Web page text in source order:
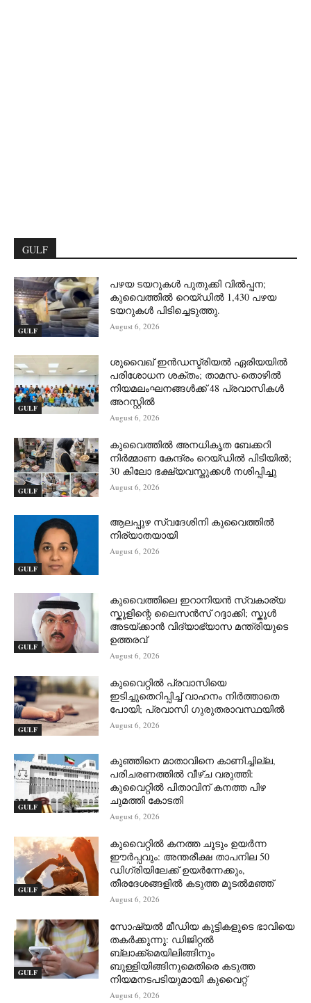
GULF
GULF
പഴയ ടയറുകൾ പുതുക്കി വിൽപ്പന;
കുവൈത്തിൽ റെയ്ഡിൽ 1,430 പഴയ
ടയറുകൾ പിടിച്ചെടുത്തു.
August 6, 2026
GULF
ശുവൈഖ് ഇൻഡസ്ട്രിയൽ ഏരിയയിൽ
പരിശോധന ശക്തം; താമസ-തൊഴിൽ
നിയമലംഘനങ്ങൾക്ക് 48 പ്രവാസികൾ
അറസ്റ്റിൽ
August 6, 2026
GULF
കുവൈത്തിൽ അനധികൃത ബേക്കറി
നിർമ്മാണ കേന്ദ്രം റെയ്ഡിൽ പിടിയിൽ;
30 കിലോ ഭക്ഷ്യവസ്തുക്കൾ നശിപ്പിച്ചു
August 6, 2026
GULF
ആലപ്പുഴ സ്വദേശിനി കുവൈത്തിൽ
നിര്യാതയായി
August 6, 2026
GULF
കുവൈത്തിലെ ഇറാനിയൻ സ്വകാര്യ
സ്കൂളിന്റെ ലൈസൻസ് റദ്ദാക്കി; സ്കൂൾ
അടയ്ക്കാൻ വിദ്യാഭ്യാസ മന്ത്രിയുടെ
ഉത്തരവ്
August 6, 2026
GULF
കുവൈറ്റിൽ പ്രവാസിയെ
ഇടിച്ചുതെറിപ്പിച്ച് വാഹനം നിർത്താതെ
പോയി; പ്രവാസി ഗുരുതരാവസ്ഥയിൽ
August 6, 2026
GULF
കുഞ്ഞിനെ മാതാവിനെ കാണിച്ചില്ല,
പരിചരണത്തിൽ വീഴ്ച വരുത്തി:
കുവൈറ്റിൽ പിതാവിന് കനത്ത പിഴ
ചുമത്തി കോടതി
August 6, 2026
GULF
കുവൈറ്റിൽ കനത്ത ചൂടും ഉയർന്ന
ഈർപ്പവും: അന്തരീക്ഷ താപനില 50
ഡിഗ്രിയിലേക്ക് ഉയർന്നേക്കും,
തീരദേശങ്ങളിൽ കടുത്ത മൂടൽമഞ്ഞ്
August 6, 2026
GULF
സോഷ്യൽ മീഡിയ കുട്ടികളുടെ ഭാവിയെ
തകർക്കുന്നു: ഡിജിറ്റൽ
ബ്ലാക്ക്‌മെയിലിങ്ങിനും
ബുള്ളിയിങ്ങിനുമെതിരെ കടുത്ത
നിയമനടപടിയുമായി കുവൈറ്റ്
August 6, 2026